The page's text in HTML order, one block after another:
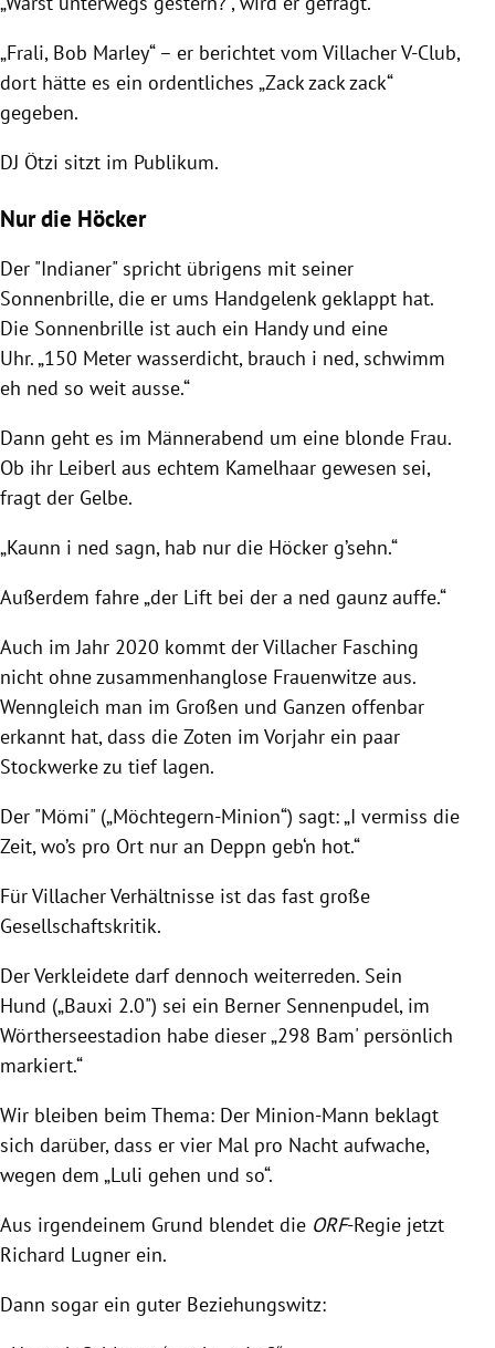
„Frali, Bob Marley“ – er berichtet vom Villacher V-Club,
dort hätte es ein ordentliches „Zack zack zack“
gegeben.
DJ Ötzi sitzt im Publikum.
Nur die Höcker
Der "Indianer" spricht übrigens mit seiner
Sonnenbrille, die er ums Handgelenk geklappt hat.
Die Sonnenbrille ist auch ein Handy und eine
Uhr. „150 Meter wasserdicht, brauch i ned, schwimm
eh ned so weit ausse.“
Dann geht es im Männerabend um eine blonde Frau.
Ob ihr Leiberl aus echtem Kamelhaar gewesen sei,
fragt der Gelbe.
„Kaunn i ned sagn, hab nur die Höcker g’sehn.“
Außerdem fahre „der Lift bei der a ned gaunz auffe.“
Auch im Jahr 2020 kommt derVillacher Fasching
nicht ohne zusammenhanglose Frauenwitze aus.
Wenngleich man im Großen und Ganzen offenbar
erkannt hat, dass die Zoten im Vorjahr ein paar
Stockwerke zu tief lagen.
Der "Mömi" („Möchtegern-Minion“) sagt: „I vermiss die
Zeit, wo’s pro Ort nur an Deppn geb‘n hot.“
Für Villacher Verhältnisse ist das fast große
Gesellschaftskritik.
Der Verkleidete darf dennoch weiterreden. Sein
Hund („Bauxi 2.0") sei ein Berner Sennenpudel, im
Wörtherseestadion habe dieser „298 Bam' persönlich
markiert.“
Wir bleiben beim Thema: Der Minion-Mann beklagt
sich darüber, dass er vier Mal pro Nacht aufwache,
wegen dem „Luli gehen und so“.
Aus irgendeinem Grund blendet die ORF-Regie jetzt
Richard Lugner ein.
Dann sogar ein guter Beziehungswitz: